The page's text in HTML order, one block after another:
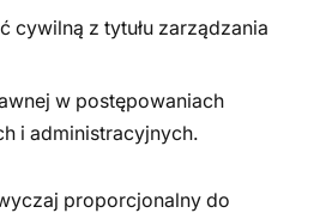
cywilną z tytułu zarządzania
w postępowaniach
i administracyjnych.
proporcjonalny do